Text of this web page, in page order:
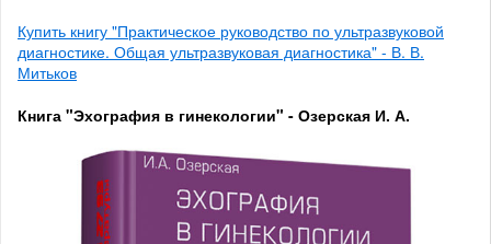
Купить книгу "Практическое руководство по ультразвуковой
диагностике. Общая ультразвуковая диагностика" - В. В.
Митьков
Книга "Эхография в гинекологии" - Озерская И. А.